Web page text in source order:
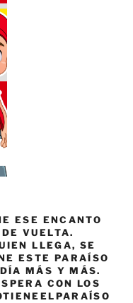
ESE ENCANTO
VUELTA.
LLEGA, SE
ESTE PARAÍSO
MÁS Y MÁS.
CON LOS